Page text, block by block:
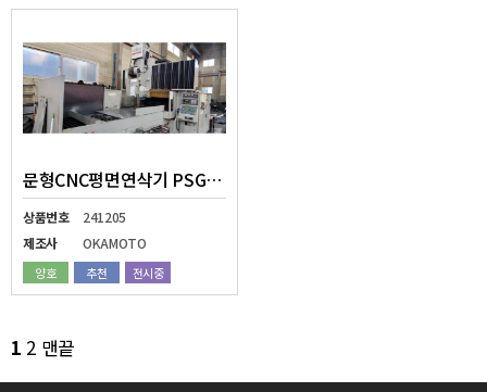
문형CNC평면연삭기 PSG-2015CHNC
상품번호
241205
제조사
OKAMOTO
양호 추천 전시중
1 2 맨끝